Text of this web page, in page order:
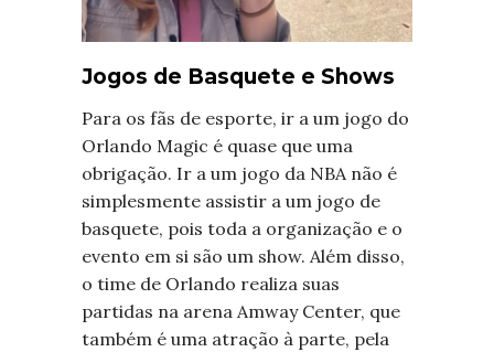
Jogos de Basquete e Shows
Para os fãs de esporte, ir a um jogo do
Orlando Magic é quase que uma
obrigação. Ir a um jogo da NBA não é
simplesmente assistir a um jogo de
basquete, pois toda a organização e o
evento em si são um show. Além disso,
o time de Orlando realiza suas
partidas na arena Amway Center, que
também é uma atração à parte, pela